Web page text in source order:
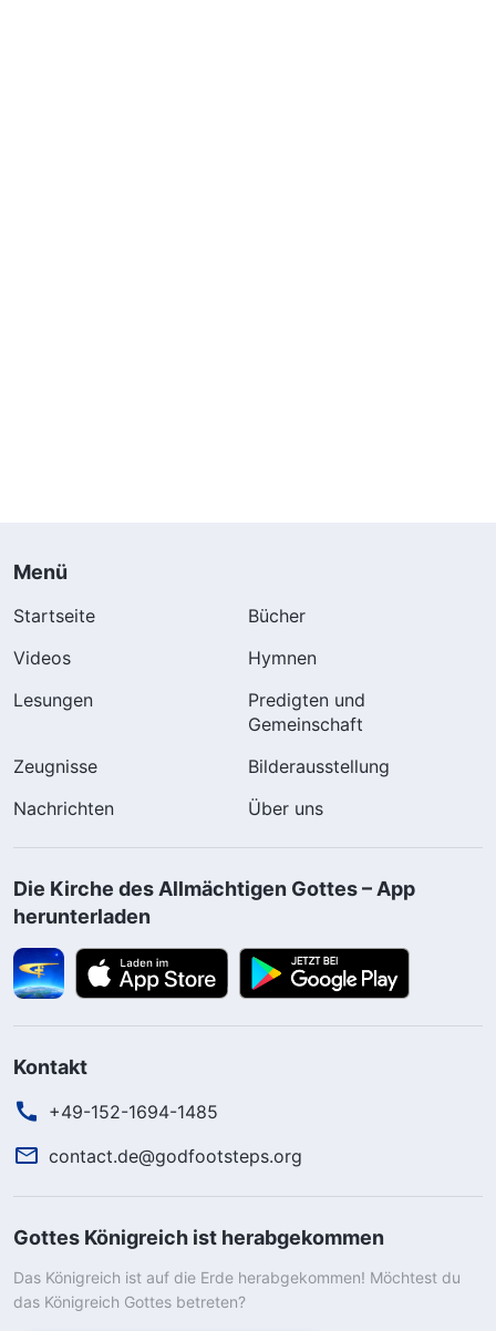
Menü
Startseite
Bücher
Videos
Hymnen
Lesungen
Predigten und
Gemeinschaft
Zeugnisse
Bilderausstellung
Nachrichten
Über uns
Die Kirche des Allmächtigen Gottes – App
herunterladen
Kontakt
+49-152-1694-1485
contact.de@godfootsteps.org
Gottes Königreich ist herabgekommen
Das Königreich ist auf die Erde herabgekommen! Möchtest du
das Königreich Gottes betreten?